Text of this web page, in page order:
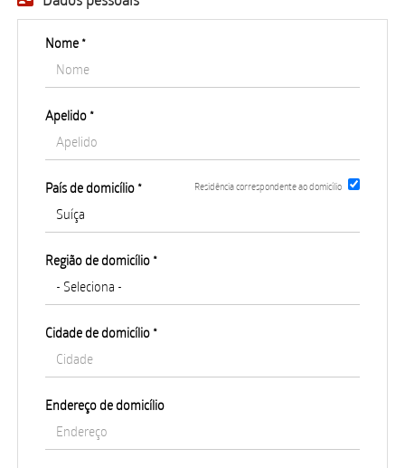
FR
DE
ES
Nome *
Apelido *
País de domicílio * Residência correspondente ao domicílio
Região de domicílio *
Cidade de domicílio *
Endereço de domicílio